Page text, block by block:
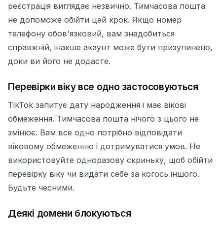
реєстрація виглядає незвично. Тимчасова пошта
не допоможе обійти цей крок. Якщо номер
телефону обов'язковий, вам знадобиться
справжній, інакше акаунт може бути призупинено,
доки ви його не додасте.
Перевірки віку все одно застосовуються
TikTok запитує дату народження і має вікові
обмеження. Тимчасова пошта нічого з цього не
змінює. Вам все одно потрібно відповідати
віковому обмеженню і дотримуватися умов. Не
використовуйте одноразову скриньку, щоб обійти
перевірку віку чи видати себе за когось іншого.
Будьте чесними.
Деякі домени блокуються